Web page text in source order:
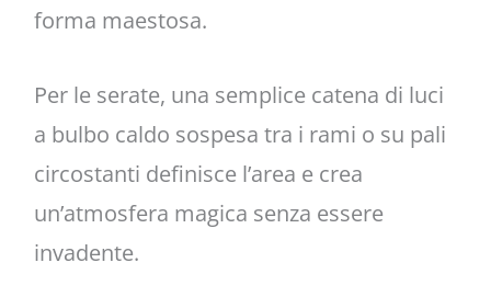
forma maestosa.
Per le serate, una semplice catena di luci
a bulbo caldo sospesa tra i rami o su pali
circostanti definisce l’area e crea
un’atmosfera magica senza essere
invadente.